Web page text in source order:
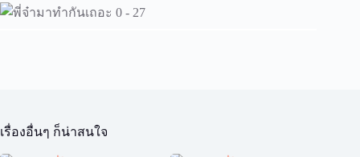
เรื่องอื่นๆ ก็น่าสนใจ